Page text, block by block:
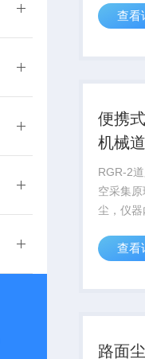
程全自
度。降
查看
便携
机械
定
RGR-2
空采集
尘，仪
重，自
的积尘
查看
路面